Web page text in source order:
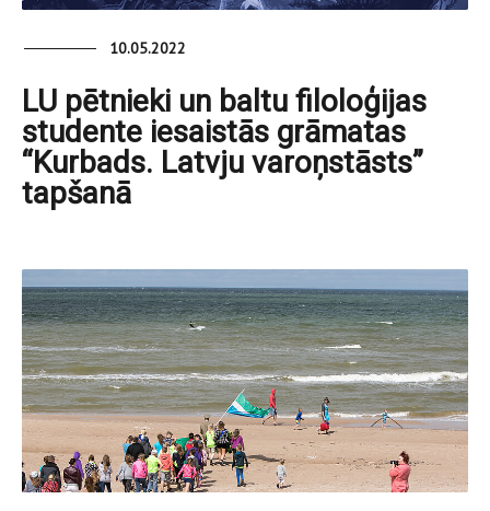
10.05.2022
LU pētnieki un baltu filoloģijas
studente iesaistās grāmatas
“Kurbads. Latvju varoņstāsts”
tapšanā